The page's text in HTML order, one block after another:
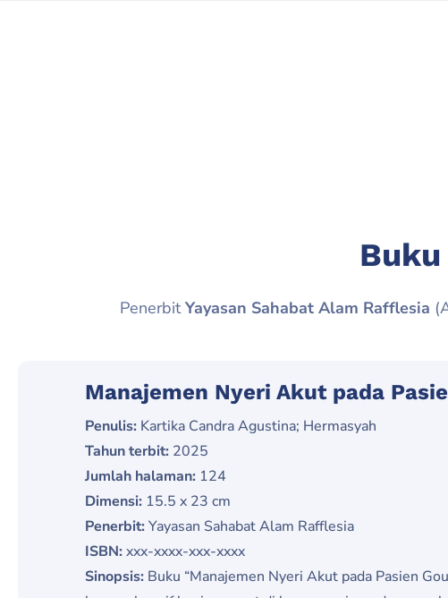
PenerbitYayasan Sahabat Alam Rafflesia
Manajemen Nyeri Akut pada
Penulis: Kartika Candra Agustina; Hermasyah
Tahun terbit: 2025
Jumlah halaman: 124
Dimensi: 15.5 x 23 cm
Penerbit:Yayasan Sahabat Alam Rafflesia
ISBN:xxx-xxxx-xxx-xxxx
Sinopsis: Buku “Manajemen Nyeri Akut pada Pasien